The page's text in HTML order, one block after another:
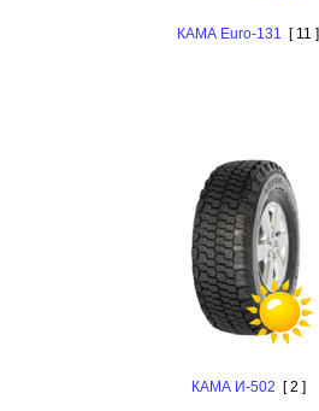
КАМА Euro-131 [ 11 ]
КАМА И-502 [ 2 ]